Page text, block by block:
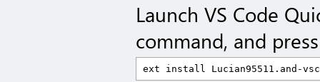
Launch VS Code
command, and